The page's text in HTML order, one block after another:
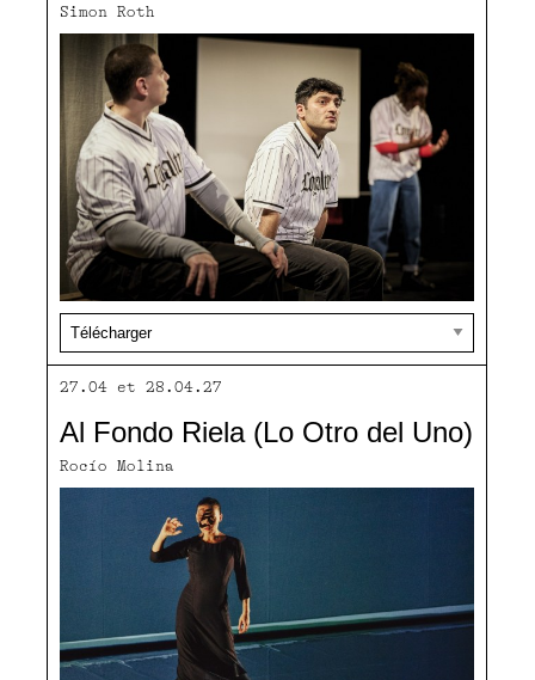
Simon Roth
27.04 et 28.04.27
Al Fondo Riela (Lo Otro del Uno)
Rocío Molina